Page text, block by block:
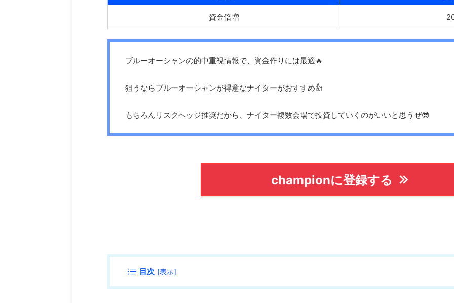
資金倍増
ブルーオーシャンの的中重視情報で、資金作りには最適🔥
狙うならブルーオーシャンが得意なナイターがおすすめ👍
もちろんリスクヘッジ推奨だから、ナイター複数会場で投資していくのがいいと思うぜ😎
championに登録する
目次 [表示]